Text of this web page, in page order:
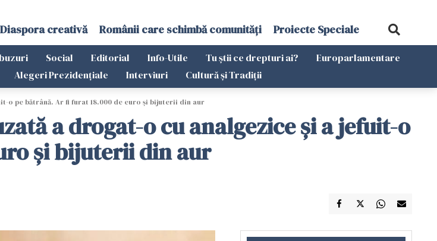
Diaspora creativă Românii care schimbă comunități Proiecte Speciale
Social Editorial Info-Utile Tu știi ce drepturi ai?
Europarlamentare
Alegeri Prezidențiale Interviuri Cultură și Tradiții
pe bătrână. Ar fi furat 18.000 de euro și bijuterii din aur
a drogat-o cu analgezice și a jefuit-o
și bijuterii din aur